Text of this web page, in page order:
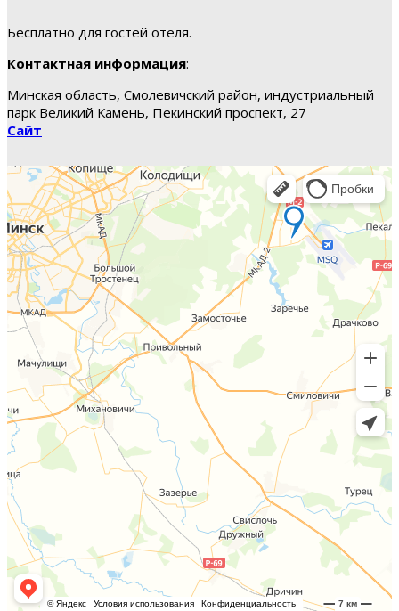
Бесплатно для гостей отеля.
Контактная информация:
Минская область, Смолевичский район, индустриальный
парк Великий Камень, Пекинский проспект, 27
Сайт